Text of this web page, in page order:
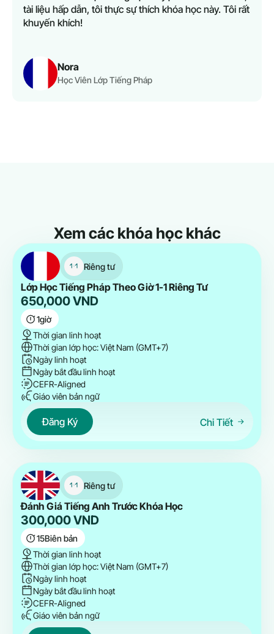
Nora
Học Viên Lớp Tiếng Pháp
tài liệu hấp dẫn, tôi thực sự thích khóa học này. Tôi rất
khuyến khích!
Xem các khóa học khác
Riêng tư
Lớp Học Tiếng Pháp Theo Giờ 1-1 Riêng Tư
650,000VND
1giờ
Thời gian linh hoạt
Thời gian lớp học: Việt Nam (GMT+7)
Ngày linh hoạt
Ngày bắt đầu linh hoạt
CEFR-Aligned
Giáo viên bản ngữ
Đăng Ký Chi Tiết
Riêng tư
Đánh Giá Tiếng Anh Trước Khóa Học
300,000VND
15Biên bản
Thời gian linh hoạt
Thời gian lớp học: Việt Nam (GMT+7)
Ngày linh hoạt
Ngày bắt đầu linh hoạt
CEFR-Aligned
Giáo viên bản ngữ